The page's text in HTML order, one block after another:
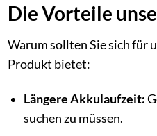
Die Vorteile
Warum sollten Sie sich für
Produkt bietet:
Längere Akkulaufzeit:
suchen zu müssen.